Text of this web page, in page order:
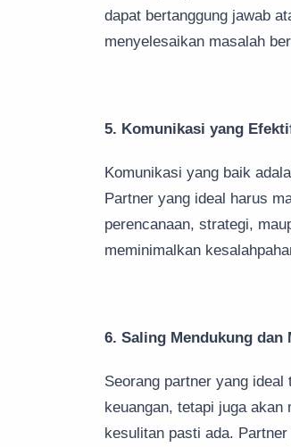
dapat bertanggung jawab
menyelesaikan masalah
5. Komunikasi yang
Komunikasi yang baik
Partner yang ideal harus
perencanaan, strategi,
meminimalkan
6. Saling Mendukung dan
Seorang partner yang
keuangan, tetapi juga
kesulitan pasti ada.